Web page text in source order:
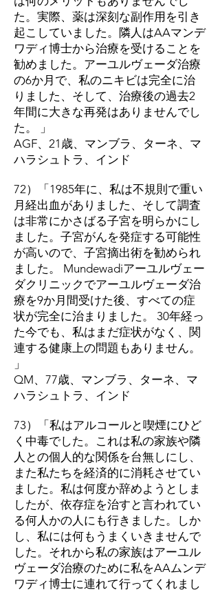
た。実際、薬は深刻な副作用を引き
起こしていました。隣人はAAマンデ
ワディ博士から治療を受けることを
勧めました。アーユルヴェーダ治療
の6か月で、私のニキビは完全に治
りました、そして、治療後の過去2
年間に大きな再発はありませんでし
た。 」
AGF、21歳、マンブラ、ターネ、マ
ハラシュトラ、インド
72）「1985年に、私は不規則で重い
月経出血がありました、そして調査
は非常にかさばる子宮を明らかにし
ました。子宮がんを発症する可能性
が高いので、子宮摘出術を勧められ
ました。 Mundewadiアーユルヴェー
ダクリニックでアーユルヴェーダ治
療を9か月間受けた後、すべての症
状が完全に治まりました。 30年経っ
た今でも、私はまだ症状がなく、関
連する健康上の問題もありません。
」
QM、77歳、マンブラ、ターネ、マ
ハラシュトラ、インド
73）「私はアルコールと喫煙にひど
く中毒でした。これは私の家族や隣
人との個人的な関係を台無しにし、
また私たちを経済的に消耗させてい
ました。私は何度か辞めようとしま
したが、依存症を治すと言われてい
る何人かの人にも行きました。しか
し、私には何もうまくいきませんで
した。それから私の家族はアーユル
ヴェーダ治療のために私をAAムンデ
ワディ博士に連れて行ってくれまし